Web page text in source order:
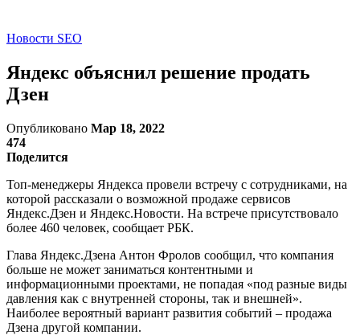
Новости SEO
Яндекс объяснил решение продать
Дзен
Опубликовано Мар 18, 2022
474
Поделится
Топ-менеджеры Яндекса провели встречу с сотрудниками, на
которой рассказали о возможной продаже сервисов
Яндекс.Дзен и Яндекс.Новости. На встрече присутствовало
более 460 человек, сообщает РБК.
Глава Яндекс.Дзена Антон Фролов сообщил, что компания
больше не может заниматься контентными и
информационными проектами, не попадая «под разные виды
давления как с внутренней стороны, так и внешней».
Наиболее вероятный вариант развития событий – продажа
Дзена другой компании.